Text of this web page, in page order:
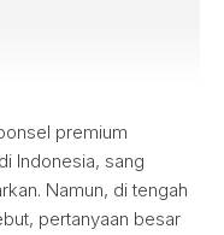
premium
Indonesia, sang
Namun, di tengah
pertanyaan besar